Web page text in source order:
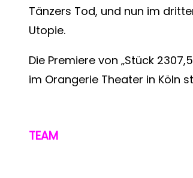
Tänzers Tod, und nun im
Utopie.
Die Premiere von „Stück
im Orangerie Theater in Köln
TEAM